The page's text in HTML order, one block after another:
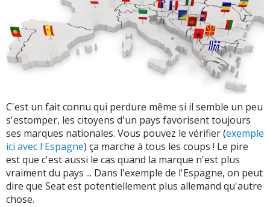
C'est un fait connu qui perdure même si il semble un peu
s'estomper, les citoyens d'un pays favorisent toujours
ses marques nationales. Vous pouvez le vérifier (exemple
ici avec l'Espagne) ça marche à tous les coups ! Le pire
est que c'est aussi le cas quand la marque n'est plus
vraiment du pays ... Dans l'exemple de l'Espagne, on peut
dire que Seat est potentiellement plus allemand qu'autre
chose.